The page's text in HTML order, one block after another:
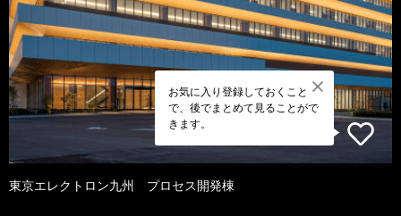
お気に入り登録しておくこと
で、後でまとめて見ることがで
きます。
東京エレクトロン九州 プロセス開発棟